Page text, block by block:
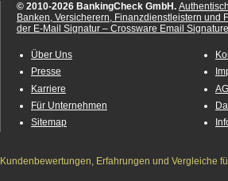
© 2010-2026 BankingCheck GmbH.
Banken, Versicherern, Finanzdienstleistern und
der E-Mail Signatur – Crossware Email
Über Uns
Presse
Karriere
Für Unternehmen
Sitemap
Kundenbewertungen, Erfahrungen und Vergleiche